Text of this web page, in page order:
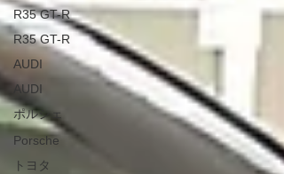
R35 GT-R
R35 GT-R
AUDI
AUDI
ポルシェ
Porsche
トヨタ